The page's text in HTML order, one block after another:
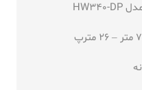
متر – 26 مترپ